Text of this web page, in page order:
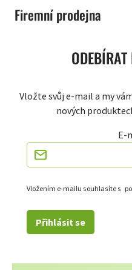
Firemní prodejna
ODEBÍRAT
Vložte svůj e-mail a my
nových
E-
Vložením e-mailu souhlasíte s
Přihlásit se